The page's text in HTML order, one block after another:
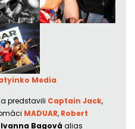
Media
predstavili Captain Jack,
MADUAR, Robert
Ivanna Bagová alias